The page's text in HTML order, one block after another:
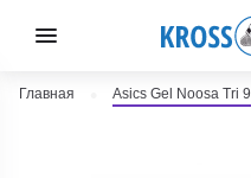
Главная Asics Gel Noosa Tri 9